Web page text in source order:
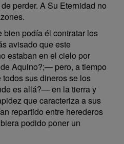
perder. A Su Eternidad no
bien podía él contratar los
avisado que este
estaban en el cielo por
Aquino?;— pero, a tiempo
sus dineros se los
es allá?— en la tierra y
que caracteriza a sus
repartido entre herederos
podido poner un